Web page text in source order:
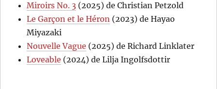
Miroirs No. 3 (2025) de Christian Petzold
Le Garçon et le Héron (2023) de Hayao
Miyazaki
Nouvelle Vague (2025) de Richard Linklater
Loveable (2024) de Lilja Ingolfsdottir